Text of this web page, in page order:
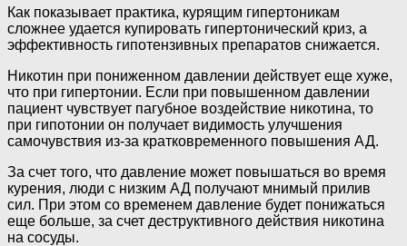
Как показывает практика, курящим гипертоникам
сложнее удается купировать гипертонический криз, а
эффективность гипотензивных препаратов снижается.
Никотин при пониженном давлении действует еще хуже,
что при гипертонии. Если при повышенном давлении
пациент чувствует пагубное воздействие никотина, то
при гипотонии он получает видимость улучшения
самочувствия из-за кратковременного повышения АД.
За счет того, что давление может повышаться во время
курения, люди с низким АД получают мнимый прилив
сил. При этом со временем давление будет понижаться
еще больше, за счет деструктивного действия никотина
на сосуды.